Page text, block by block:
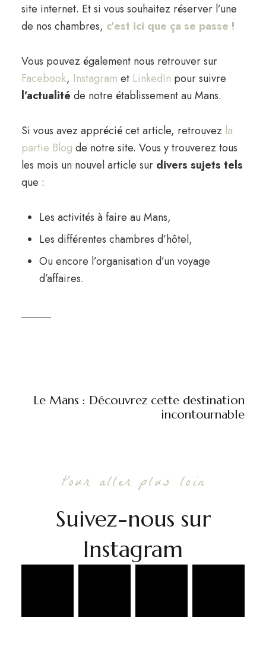
site internet. Et si vous souhaitez réserver l’une
de nos chambres, c’est ici que ça se passe !
Vous pouvez également nous retrouver sur
Facebook, Instagram et LinkedIn pour suivre
l’actualité de notre établissement au Mans.
Si vous avez apprécié cet article, retrouvez la
partie Blog de notre site. Vous y trouverez tous
les mois un nouvel article sur divers sujets tels
que :
Les activités à faire au Mans,
Les différentes chambres d’hôtel,
Ou encore l’organisation d’un voyage
d’affaires.
Le Mans : Découvrez cette destination
incontournable
Pour aller plus loin
Suivez-nous sur
Instagram